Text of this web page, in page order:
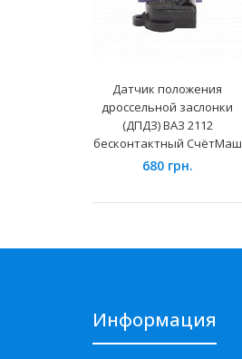
Датчик положения
дроссельной заслонки
(ДПДЗ) ВАЗ 2112
бесконтактный СчётМаш
680 грн.
Информация